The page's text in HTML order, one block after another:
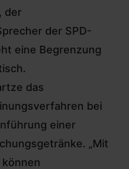
, der
der SPD-
eine Begrenzung
das
bei
einer
„Mit